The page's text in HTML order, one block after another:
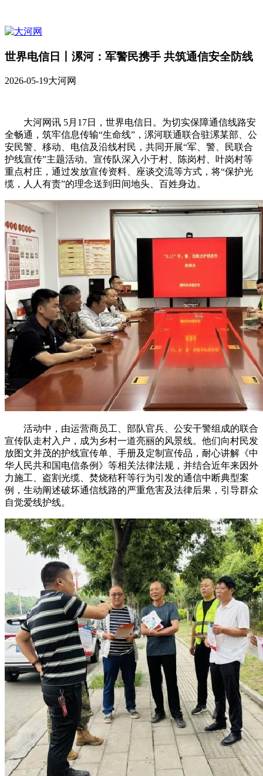
世界电信日丨漯河：军警民携手 共筑通信安全防线
2026-05-19大河网
大河网讯 5月17日，世界电信日。为切实保障通信线路安
全畅通，筑牢信息传输“生命线”，漯河联通联合驻漯某部、公
安民警、移动、电信及沿线村民，共同开展“军、警、民联合
护线宣传”主题活动。宣传队深入小于村、陈岗村、叶岗村等
重点村庄，通过发放宣传资料、座谈交流等方式，将“保护光
缆，人人有责”的理念送到田间地头、百姓身边。
活动中，由运营商员工、部队官兵、公安干警组成的联合
宣传队走村入户，成为乡村一道亮丽的风景线。他们向村民发
放图文并茂的护线宣传单、手册及定制宣传品，耐心讲解《中
华人民共和国电信条例》等相关法律法规，并结合近年来因外
力施工、盗割光缆、焚烧秸秆等行为引发的通信中断典型案
例，生动阐述破坏通信线路的严重危害及法律后果，引导群众
自觉爱线护线。